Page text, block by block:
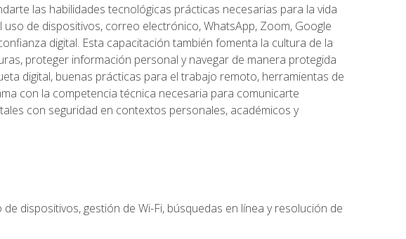
las habilidades tecnológicas prácticas necesarias para la vida
de dispositivos, correo electrónico, WhatsApp, Zoom, Google
digital. Esta capacitación también fomenta la cultura de la
proteger información personal y navegar de manera protegida
digital, buenas prácticas para el trabajo remoto, herramientas de
con la competencia técnica necesaria para comunicarte
con seguridad en contextos personales, académicos y
dispositivos, gestión de Wi-Fi, búsquedas en línea y resolución de